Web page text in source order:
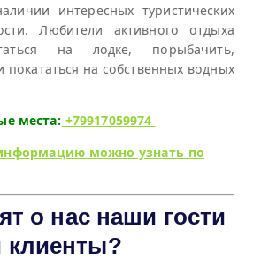
интересных туристических
Любители активного отдыха
на лодке, порыбачить,
покататься на собственных водных
места: +79917059974
можно узнать по
о нас наши гости
клиенты?